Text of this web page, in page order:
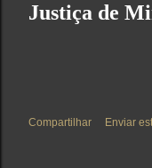
Justiça de
Compartilhar Enviar